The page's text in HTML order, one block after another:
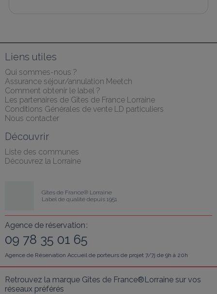
Liens utiles
Qui sommes-nous ?
Assurance séjour/annulation Meetch
Comment obtenir le label ?
Les partenaires de Gîtes de France Lorraine
Conditions Générales de vente LD particuliers
Nous contacter
Découvrir
Liste des communes
Découvrez la Lorraine
Gîtes de France® Lorraine
Label de qualité depuis 1951
Agence de réservation :
09 78 35 01 65
Agence de Réservation Accueil de porteurs de projet 7/7j de 9h à 20h
Retrouvez la marque Gîtes de France®Lorraine sur vos
réseaux préférés